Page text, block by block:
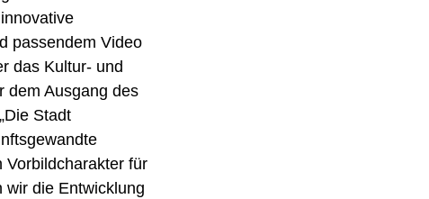
passendem Video
das Kultur- und
dem Ausgang des
Stadt
Vorbildcharakter für
wir die Entwicklung